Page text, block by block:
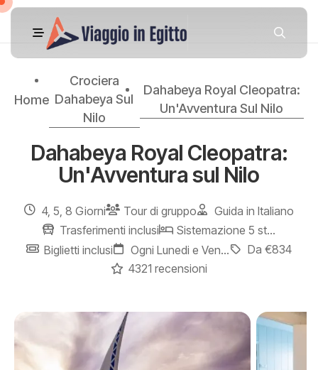
Home
Crociera
Dahabeya Sul
Nilo
Dahabeya Royal Cleopatra:
Un'Avventura Sul Nilo
Dahabeya Royal Cleopatra:
Un'Avventura sul Nilo
4, 5, 8 Giorni Tour di gruppo
Guida in Italiano
Trasferimenti inclusi
Sistemazione 5 stelle
Biglietti inclusi
Ogni Lunedi e Venerdi
Da €834
4321 recensioni